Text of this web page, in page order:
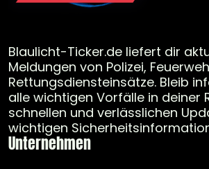
Blaulicht-Ticker.de liefert dir
Meldungen von Polizei,
Rettungsdiensteinsätze. Bleib
alle wichtigen Vorfälle in deiner
schnellen und verlässlichen
wichtigen
Unternehmen